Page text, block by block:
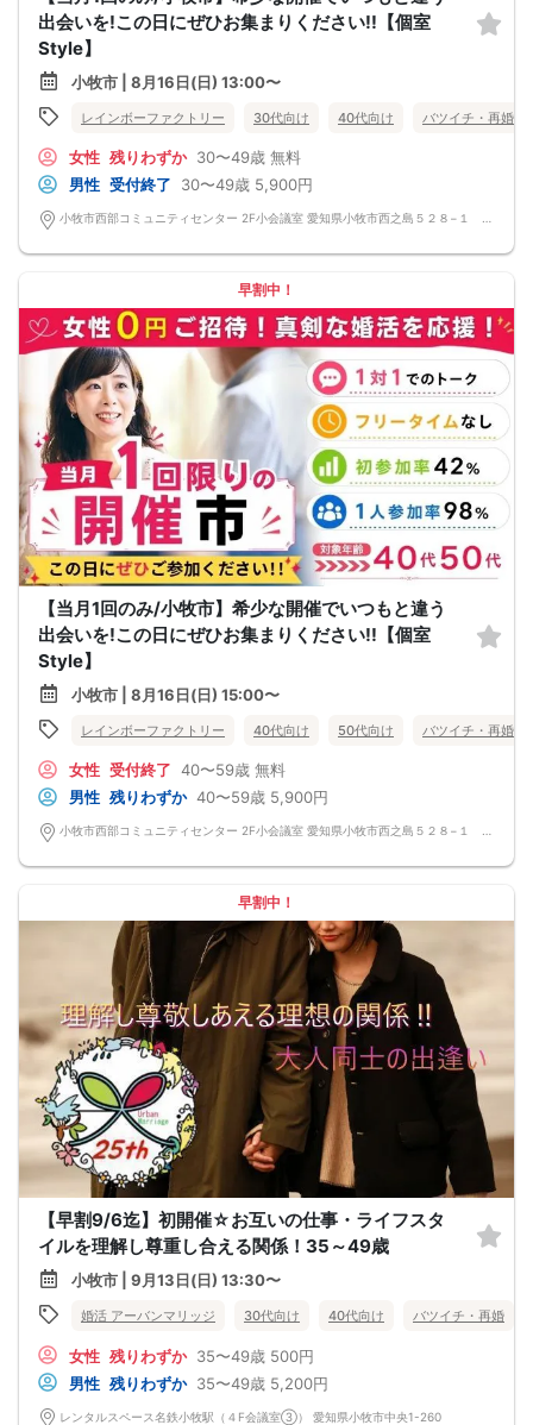
出会いを!この日にぜひお集まりください!!【個室
Style】
小牧市 | 8月16日(日) 13:00〜
レインボーファクトリー 30代向け 40代向け バツイチ・再婚
女性 残りわずか 30〜49歳 無料
男性 受付終了 30〜49歳 5,900円
早割中！
【当月1回のみ/小牧市】希少な開催でいつもと違う
出会いを!この日にぜひお集まりください!!【個室
Style】
小牧市 | 8月16日(日) 15:00〜
レインボーファクトリー 40代向け 50代向け バツイチ・再婚
女性 受付終了 40〜59歳 無料
男性 残りわずか 40〜59歳 5,900円
小牧市西部コミュニティセンター 2F小会議室 愛知県小牧市西之島５２８−１ 小牧市西部コミュニティセンター
早割中！
【早割9/6迄】初開催☆お互いの仕事・ライフスタ
イルを理解し尊重し合える関係！35～49歳
小牧市 | 9月13日(日) 13:30〜
婚活 アーバンマリッジ 30代向け 40代向け バツイチ・再婚
女性 残りわずか 35〜49歳 500円
男性 残りわずか 35〜49歳 5,200円
レンタルスペース名鉄小牧駅（４F会議室③） 愛知県小牧市中央1-260